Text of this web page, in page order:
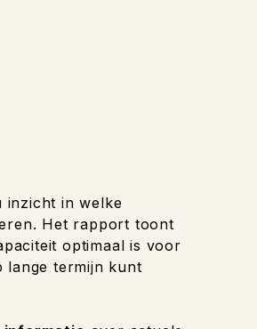
inzicht in welke
Het rapport toont
optimaal is voor
lange termijn kunt